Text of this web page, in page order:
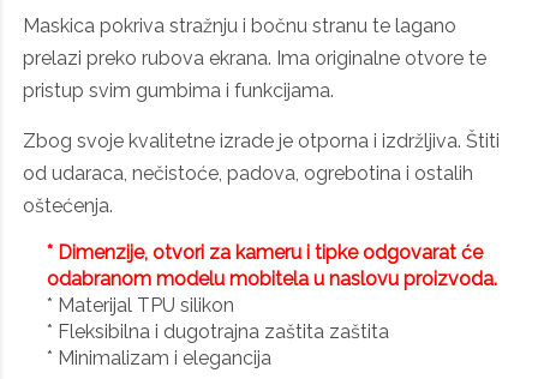
Maskica pokriva stražnju i bočnu stranu te lagano
prelazi preko rubova ekrana. Ima originalne otvore te
pristup svim gumbima i funkcijama.
Zbog svoje kvalitetne izrade je otporna i izdržljiva. Štiti
od udaraca, nečistoće, padova, ogrebotina i ostalih
oštećenja.
* Dimenzije, otvori za kameru i tipke odgovarat će
odabranom modelu mobitela u naslovu proizvoda.
* Materijal TPU silikon
* Fleksibilna i dugotrajna zaštita zaštita
* Minimalizam i elegancija